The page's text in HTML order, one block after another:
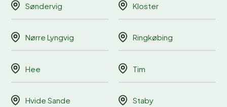
Søndervig Kloster
Nørre Lyngvig Ringkøbing
Hee Tim
Hvide Sande Staby